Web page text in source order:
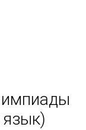
язык)